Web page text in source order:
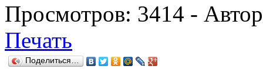
Просмотров: 3414 -
Печать
Поделиться…